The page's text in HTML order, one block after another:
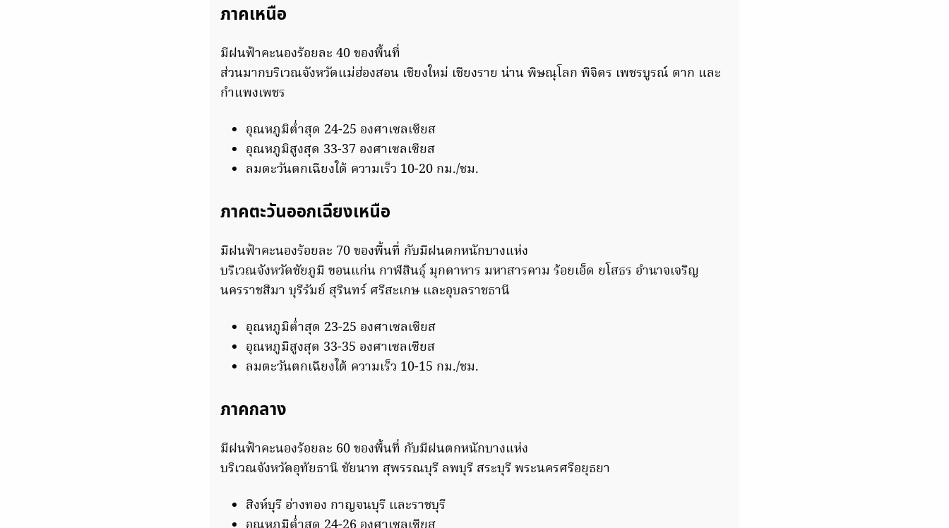
ภาคเหนือ
มีฝนฟ้าคะนองร้อยละ 40 ของพื้นที่
ส่วนมากบริเวณจังหวัดแม่ฮ่องสอน เชียงใหม่ เชียงราย น่าน พิษณุโลก พิจิตร เพชรบูรณ์ ตาก และ
กำแพงเพชร
อุณหภูมิต่ำสุด 24-25 องศาเซลเซียส
อุณหภูมิสูงสุด 33-37 องศาเซลเซียส
ลมตะวันตกเฉียงใต้ ความเร็ว 10-20 กม./ชม.
ภาคตะวันออกเฉียงเหนือ
มีฝนฟ้าคะนองร้อยละ 70 ของพื้นที่ กับมีฝนตกหนักบางแห่ง
บริเวณจังหวัดชัยภูมิ ขอนแก่น กาฬสินธุ์ มุกดาหาร มหาสารคาม ร้อยเอ็ด ยโสธร อำนาจเจริญ
นครราชสีมา บุรีรัมย์ สุรินทร์ ศรีสะเกษ และอุบลราชธานี
อุณหภูมิต่ำสุด 23-25 องศาเซลเซียส
อุณหภูมิสูงสุด 33-35 องศาเซลเซียส
ลมตะวันตกเฉียงใต้ ความเร็ว 10-15 กม./ชม.
ภาคกลาง
มีฝนฟ้าคะนองร้อยละ 60 ของพื้นที่ กับมีฝนตกหนักบางแห่ง
บริเวณจังหวัดอุทัยธานี ชัยนาท สุพรรณบุรี ลพบุรี สระบุรี พระนครศรีอยุธยา
สิงห์บุรี อ่างทอง กาญจนบุรี และราชบุรี